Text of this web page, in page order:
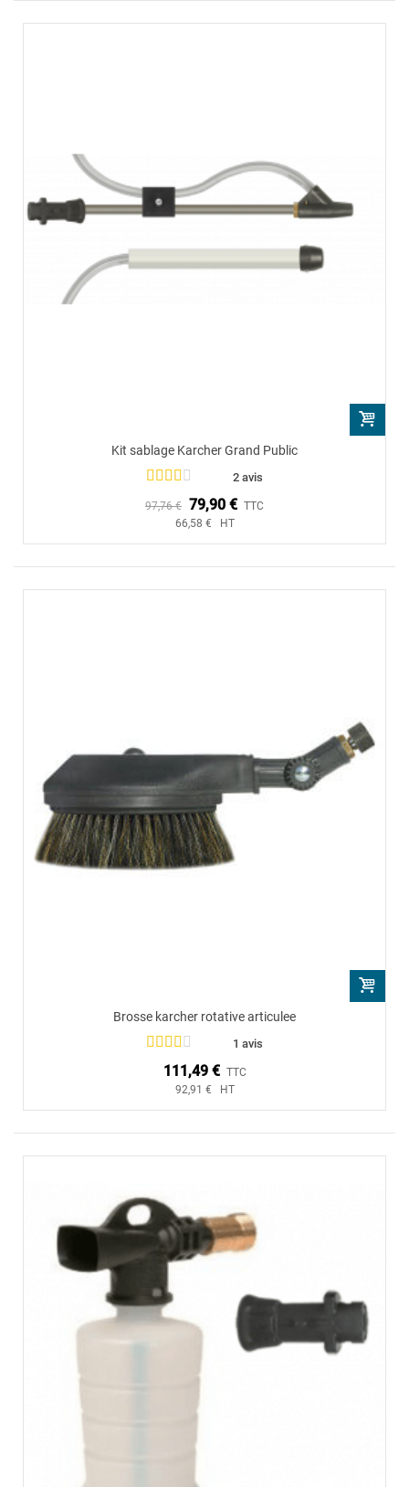
Kit sablage Karcher Grand Public
2 avis
97,76 € 79,90 € TTC
66,58 € HT
Brosse karcher rotative articulee
1 avis
111,49 € TTC
92,91 € HT